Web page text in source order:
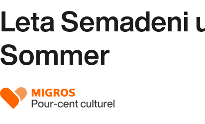
Leta Semadeni
Sommer